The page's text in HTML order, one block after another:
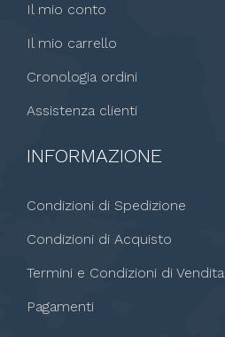
Il mio conto
Il mio carrello
Cronologia ordini
Assistenza clienti
INFORMAZIONE
Condizioni di Spedizione
Condizioni di Acquisto
Termini e Condizioni di Vendita
Pagamenti